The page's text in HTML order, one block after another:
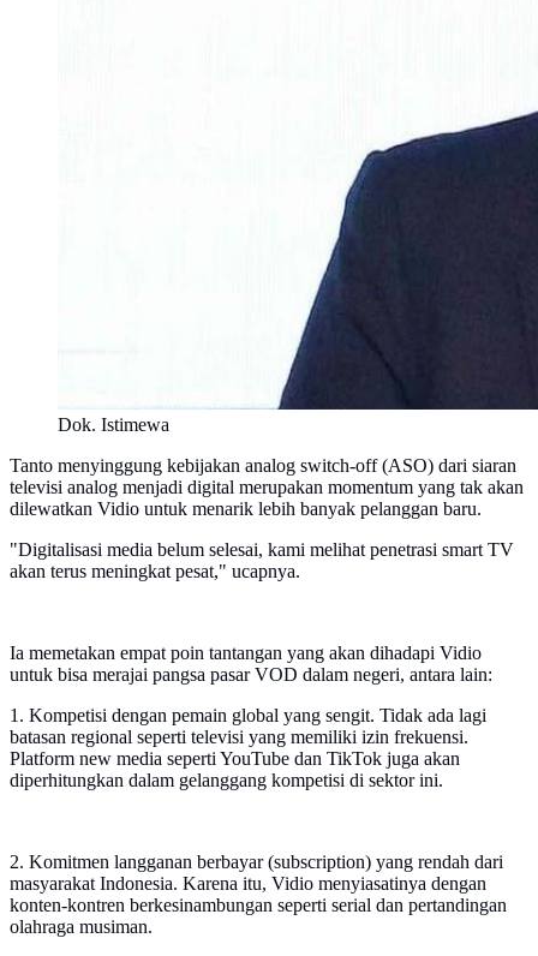
Dok. Istimewa
Tanto menyinggung kebijakan analog switch-off (ASO) dari siaran
televisi analog menjadi digital merupakan momentum yang tak akan
dilewatkan Vidio untuk menarik lebih banyak pelanggan baru.
"Digitalisasi media belum selesai, kami melihat penetrasi smart TV
akan terus meningkat pesat," ucapnya.
Ia memetakan empat poin tantangan yang akan dihadapi Vidio
untuk bisa merajai pangsa pasar VOD dalam negeri, antara lain:
1. Kompetisi dengan pemain global yang sengit. Tidak ada lagi
batasan regional seperti televisi yang memiliki izin frekuensi.
Platform new media seperti YouTube dan TikTok juga akan
diperhitungkan dalam gelanggang kompetisi di sektor ini.
2. Komitmen langganan berbayar (subscription) yang rendah dari
masyarakat Indonesia. Karena itu, Vidio menyiasatinya dengan
konten-kontren berkesinambungan seperti serial dan pertandingan
olahraga musiman.